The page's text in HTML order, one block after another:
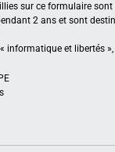
sur ce formulaire
2 ans et sont
informatique et libertés